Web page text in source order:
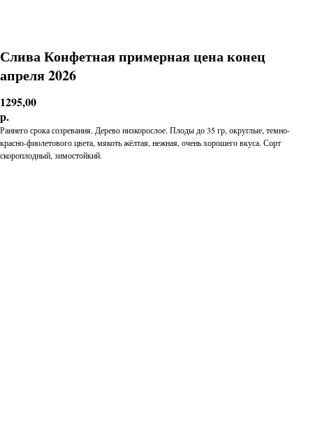
Слива Конфетная примерная цена конец
апреля 2026
1295,00
р.
Раннего срока созревания. Дерево низкорослое. Плоды до 35 гр, округлые, темно-
красно-фиолетового цвета, мякоть жёлтая, нежная, очень хорошего вкуса. Сорт
скороплодный, зимостойкий.